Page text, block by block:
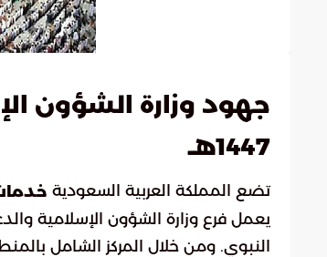
جهود وزارة الشؤون
1447هـ
تضع المملكة العربية السعودية
يعمل فرع وزارة الشؤون الإسلامية
النبوي. ومن خلال المركز الشامل